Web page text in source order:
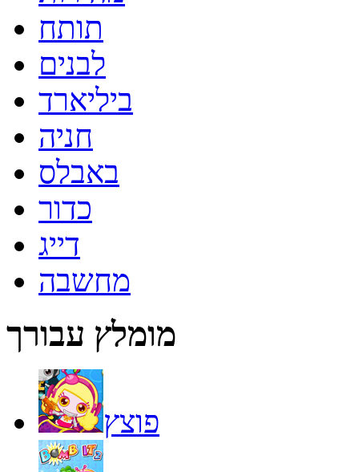
תותח
לבנים
ביליארד
חניה
באבלס
כדור
דייג
מחשבה
מומלץ עבורך
פוצץ